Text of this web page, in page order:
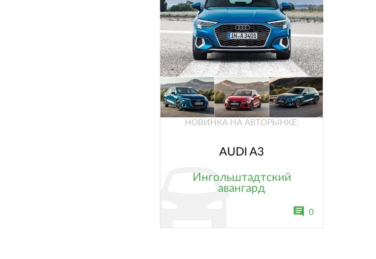
НОВИНКА НА АВТОРЫНКЕ:
AUDI A3
Ингольштадтский
авангард
0